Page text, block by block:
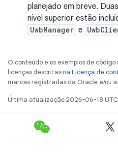
planejado em breve.
nível superior estão
UwbManager e
O conteúdo e os exemplos de
licenças descritas na Licença de
marcas registradas da Oracle e/ou
Última atualização 2026-06-18 UTC.